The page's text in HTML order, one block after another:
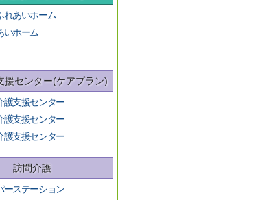
れあいホーム
いホーム
援センター(ケアプラン)
護支援センター
護支援センター
護支援センター
訪問介護
ーステーション